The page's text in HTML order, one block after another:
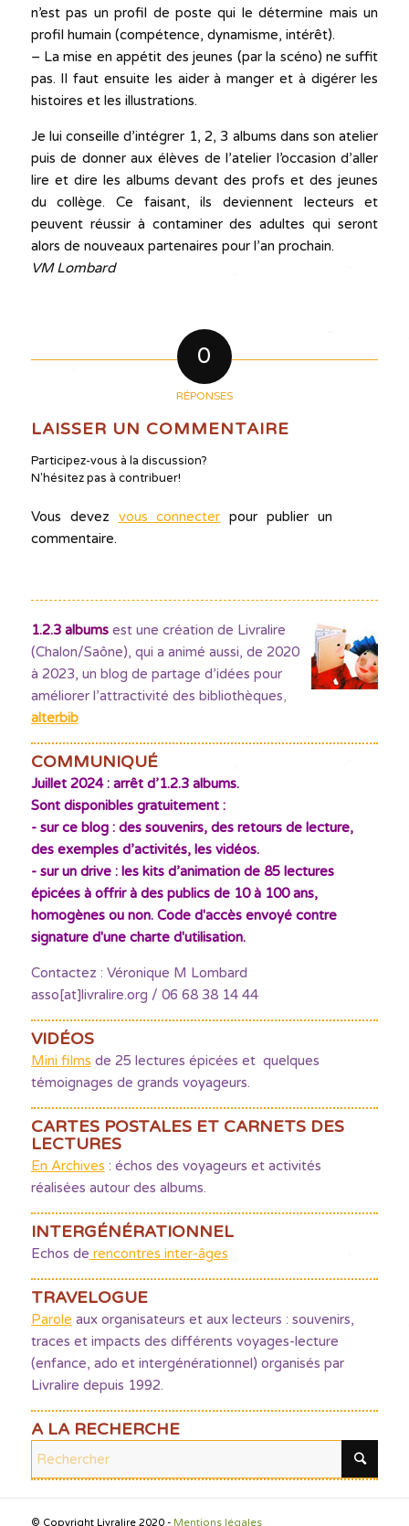
n’est pas un profil de poste qui le détermine mais un
profil humain (compétence, dynamisme, intérêt).
– La mise en appétit des jeunes (par la scéno) ne suffit
pas. Il faut ensuite les aider à manger et à digérer les
histoires et les illustrations.
Je lui conseille d’intégrer 1, 2, 3 albums dans son atelier
puis de donner aux élèves de l’atelier l’occasion d’aller
lire et dire les albums devant des profs et des jeunes
du collège. Ce faisant, ils deviennent lecteurs et
peuvent réussir à contaminer des adultes qui seront
alors de nouveaux partenaires pour l’an prochain.
VM Lombard
0
RÉPONSES
LAISSER UN COMMENTAIRE
Participez-vous à la discussion?
N'hésitez pas à contribuer!
Vous devez vous connecter pour publier un
commentaire.
1.2.3 albumsest une création de Livralire
(Chalon/Saône), qui a animé aussi, de 2020
à 2023, un blog de partage d’idées pour
améliorer l’attractivité des bibliothèques,
alterbib
COMMUNIQUÉ
Juillet 2024 : arrêt d’1.2.3 albums.
Sont disponibles gratuitement :
- sur ce blog : des souvenirs, des retours de lecture,
des exemples d’activités, les vidéos.
- sur un drive : les kits d’animation de 85 lectures
épicées à offrir à des publics de 10 à 100 ans,
homogènes ou non. Code d'accès envoyé contre
signature d'une charte d'utilisation.
Contactez : Véronique M Lombard
asso[at]livralire.org / 06 68 38 14 44
VIDÉOS
Mini films de 25 lectures épicées et quelques
témoignages de grands voyageurs.
CARTES POSTALES ET CARNETS DES
LECTURES
En Archives : échos des voyageurs et activités
réalisées autour des albums.
INTERGÉNÉRATIONNEL
Echos de rencontres inter-âges
TRAVELOGUE
Parole aux organisateurs et aux lecteurs : souvenirs,
traces et impacts des différents voyages-lecture
(enfance, ado et intergénérationnel) organisés par
Livralire depuis 1992.
A LA RECHERCHE
© Copyright Livralire 2020 - Mentions légales